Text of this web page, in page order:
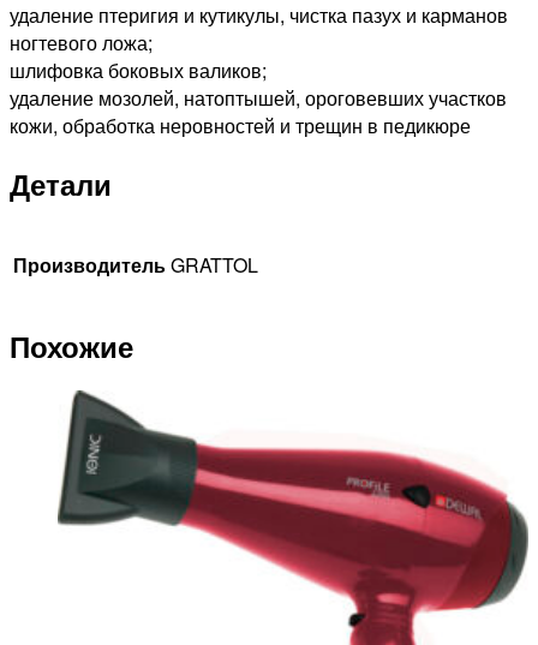
удаление птеригия и кутикулы, чистка пазух и карманов
ногтевого ложа;
шлифовка боковых валиков;
удаление мозолей, натоптышей, ороговевших участков
кожи, обработка неровностей и трещин в педикюре
Детали
ПроизводительGRATTOL
Похожие